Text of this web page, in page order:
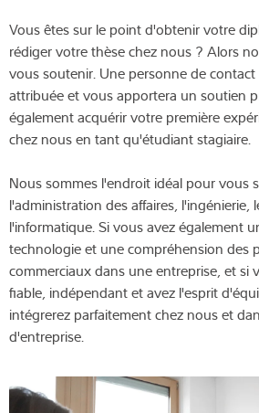
Vous êtes sur le point d'obtenir votre
rédiger votre thèse chez nous ? Alors
vous soutenir. Une personne de
attribuée et vous apportera un soutien
également acquérir votre première
chez nous en tant qu'étudiant stagiaire.
Nous sommes l'endroit idéal pour vous
l'administration des affaires, l'ingénierie,
l'informatique. Si vous avez également
technologie et une compréhension des
commerciaux dans une entreprise, et si
fiable, indépendant et avez l'esprit
intégrerez parfaitement chez nous et
d'entreprise.